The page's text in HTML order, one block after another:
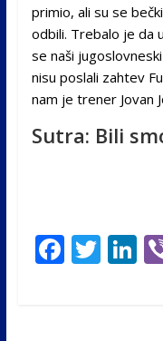
primio, ali su se
odbili. Trebalo je da
se naši
nisu poslali zahtev
nam je trener Jovan
Sutra: Bili
F T Li